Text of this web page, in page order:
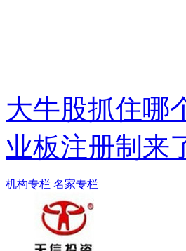
大牛股抓住哪
业板注册制来
机构专栏 名家专栏